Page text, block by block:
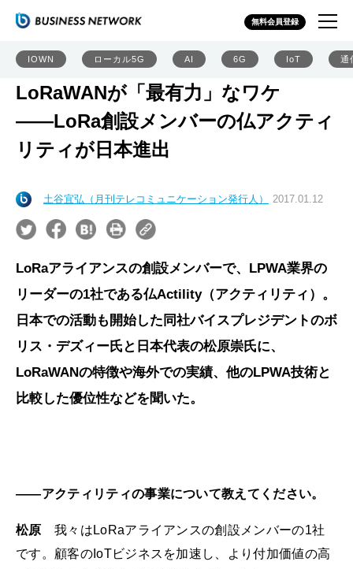
無料会員登録
IOWN ローカル5G AI 6G IoT 通
LoRaWANが「最有力」なワケ
――LoRa創設メンバーの仏アクティ
リティが日本進出
土谷宜弘（月刊テレコミュニケーション発行人） 2017.01.12
LoRaアライアンスの創設メンバーで、LPWA業界の
リーダーの1社である仏Actility（アクティリティ）。
日本での活動も開始した同社バイスプレジデントのボ
リス・デズィー氏と日本代表の松原崇氏に、
LoRaWANの特徴や海外での実績、他のLPWA技術と
比較した優位性などを聞いた。
――アクティリティの事業について教えてください。
松原 我々はLoRaアライアンスの創設メンバーの1社
です。顧客のIoTビジネスを加速し、より付加価値の高